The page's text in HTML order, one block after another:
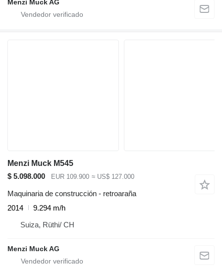
Menzi Muck AG
Menzi Muck M545
$ 5.098.000
EUR 109.900 ≈ US$ 127.000
Maquinaria de construcción - retroaraña
2014
9.294 m/h
Suiza, Rüthi/ CH
Menzi Muck AG